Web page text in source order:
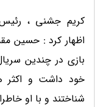
کریم جشنی ،
اظهار کرد : حسین
بازی در چندین
خود داشت و اکثر
شناختند و با او